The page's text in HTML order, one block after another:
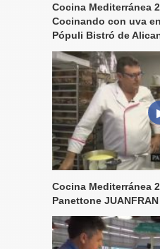
Cocina Mediterránea
Cocinando con uva
Pópuli Bistró de
Cocina Mediterránea
Panettone